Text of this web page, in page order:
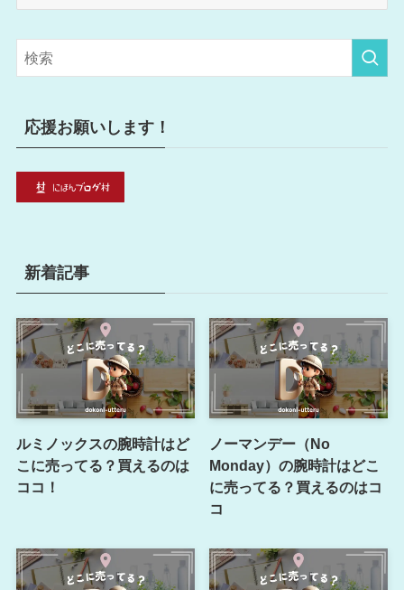
リ
ー
応援お願いします！
新着記事
ルミノックスの腕時計はど
こに売ってる？買えるのは
ココ！
ノーマンデー（No
Monday）の腕時計はどこ
に売ってる？買えるのはコ
コ